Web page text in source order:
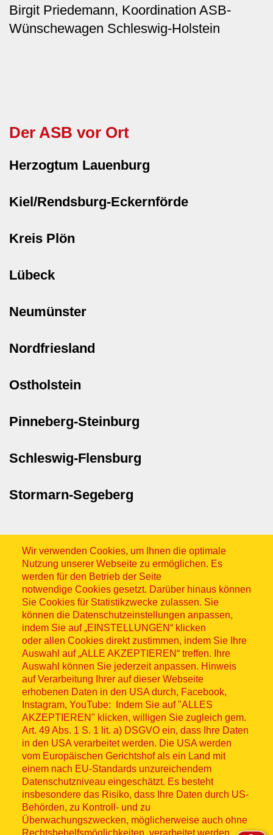
Birgit Priedemann, Koordination ASB-
Wünschewagen Schleswig-Holstein
Der ASB vor Ort
Herzogtum Lauenburg
Kiel/Rendsburg-Eckernförde
Kreis Plön
Lübeck
Neumünster
Nordfriesland
Ostholstein
Pinneberg-Steinburg
Schleswig-Flensburg
Stormarn-Segeberg
Wir verwenden Cookies, um Ihnen die optimale
Nutzung unserer Webseite zu ermöglichen. Es
werden für den Betrieb der Seite
notwendige Cookies gesetzt. Darüber hinaus können
Sie Cookies für Statistikzwecke zulassen. Sie
können die Datenschutzeinstellungen anpassen,
indem Sie auf „EINSTELLUNGEN“ klicken
oder allen Cookies direkt zustimmen, indem Sie Ihre
Auswahl auf „ALLE AKZEPTIEREN“ treffen. Ihre
Auswahl können Sie jederzeit anpassen. Hinweis
auf Verarbeitung Ihrer auf dieser Webseite
erhobenen Daten in den USA durch, Facebook,
Instagram, YouTube: Indem Sie auf "ALLES
AKZEPTIEREN" klicken, willigen Sie zugleich gem.
Art. 49 Abs. 1 S. 1 lit. a) DSGVO ein, dass Ihre Daten
in den USA verarbeitet werden. Die USA werden
vom Europäischen Gerichtshof als ein Land mit
einem nach EU-Standards unzureichendem
Datenschutzniveau eingeschätzt. Es besteht
insbesondere das Risiko, dass Ihre Daten durch US-
Behörden, zu Kontroll- und zu
Überwachungszwecken, möglicherweise auch ohne
Sitemap
© ASB 2026
Fußzeilenmenü
Impressum
Datenschutz
Kontakt
Hinweisgebersystem
Lieferkette